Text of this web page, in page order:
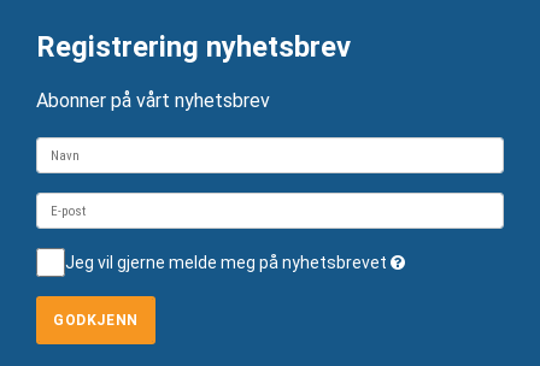
Registrering nyhetsbrev
Abonner på vårt nyhetsbrev
Jeg vil gjerne melde meg på nyhetsbrevet
GODKJENN